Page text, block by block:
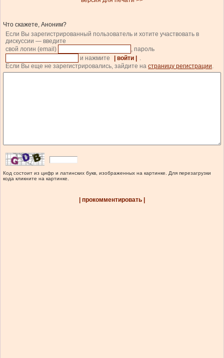
Что скажете, Аноним?
Если Вы зарегистрированный пользователь и хотите участвовать в
дискуссии — введите
свой логин (email)
, пароль
и нажмите
| войти |
.
Если Вы еще не зарегистрировались, зайдите на страницу регистрации.
Код состоит из цифр и латинских букв, изображенных на картинке. Для перезагрузки
кода кликните на картинке.
| прокомментировать |